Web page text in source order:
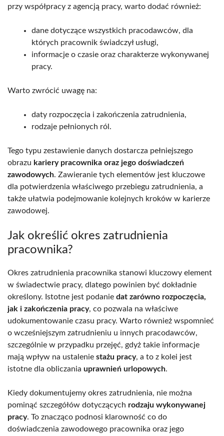
przy współpracy z agencją pracy, warto dodać również:
dane dotyczące wszystkich pracodawców, dla
których pracownik świadczył usługi,
informacje o czasie oraz charakterze wykonywanej
pracy.
Warto zwrócić uwagę na:
daty rozpoczęcia i zakończenia zatrudnienia,
rodzaje pełnionych ról.
Tego typu zestawienie danych dostarcza pełniejszego
obrazu kariery pracownika oraz jego doświadczeń
zawodowych. Zawieranie tych elementów jest kluczowe
dla potwierdzenia właściwego przebiegu zatrudnienia, a
także ułatwia podejmowanie kolejnych kroków w karierze
zawodowej.
Jak określić okres zatrudnienia
pracownika?
Okres zatrudnienia pracownika stanowi kluczowy element
w świadectwie pracy, dlatego powinien być dokładnie
określony. Istotne jest podanie dat zarówno rozpoczęcia,
jak i zakończenia pracy, co pozwala na właściwe
udokumentowanie czasu pracy. Warto również wspomnieć
o wcześniejszym zatrudnieniu u innych pracodawców,
szczególnie w przypadku przejęć, gdyż takie informacje
mają wpływ na ustalenie stażu pracy, a to z kolei jest
istotne dla obliczania uprawnień urlopowych.
Kiedy dokumentujemy okres zatrudnienia, nie można
pominąć szczegółów dotyczących rodzaju wykonywanej
pracy. To znacząco podnosi klarowność co do
doświadczenia zawodowego pracownika oraz jego